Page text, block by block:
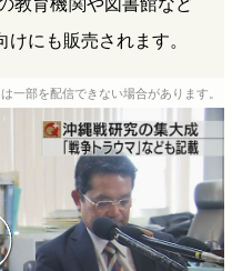
にも販売されます。
部を配信できない場合があります。